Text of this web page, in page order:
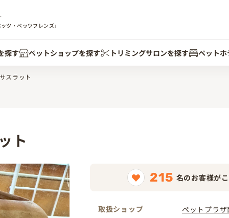
ツ・ペッツフレンズ」
探す ペットショップを探す トリミングサロンを探す ペット
スラット
ト
215 名のお客様が
取扱ショップ ペットプラ